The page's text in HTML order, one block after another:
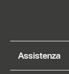
Assistenza